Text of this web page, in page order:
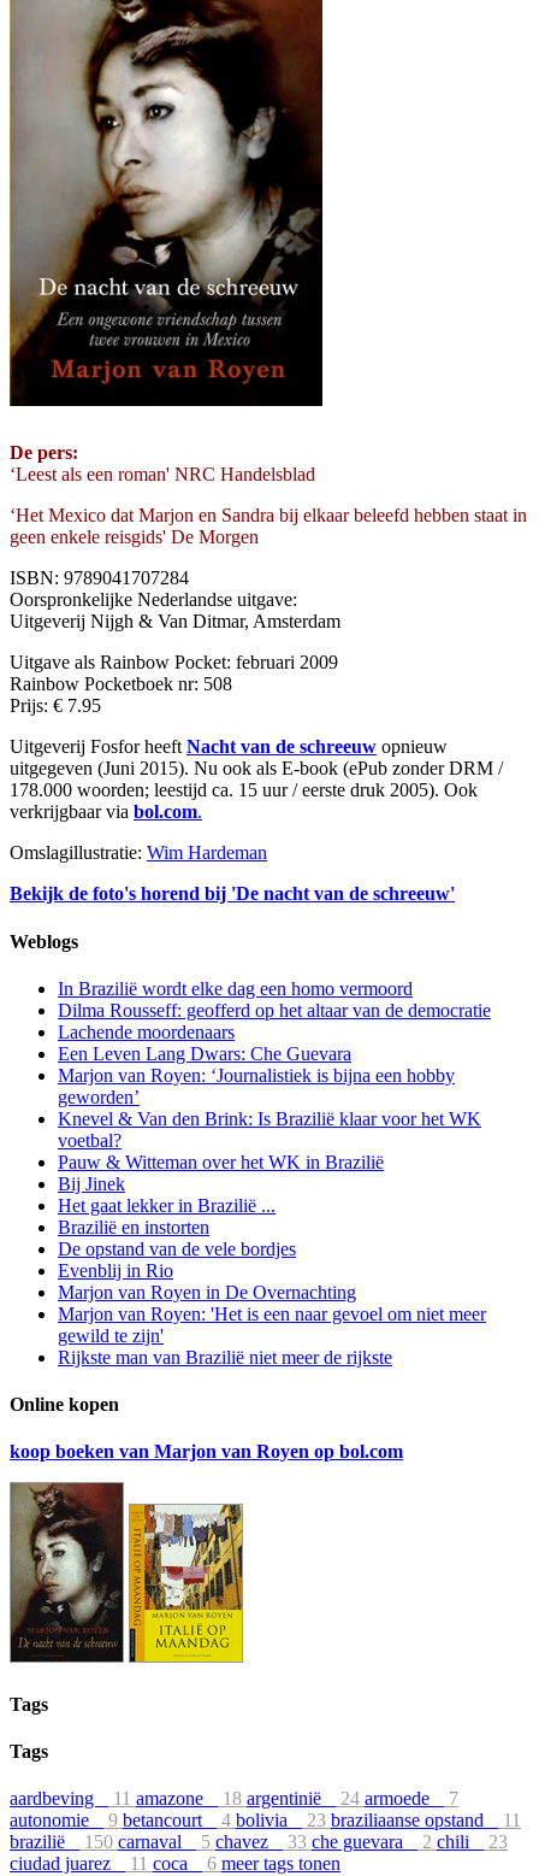
De pers:
‘Leest als een roman' NRC Handelsblad
‘Het Mexico dat Marjon en Sandra bij elkaar beleefd hebben staat in
geen enkele reisgids' De Morgen
ISBN: 9789041707284
Oorspronkelijke Nederlandse uitgave:
Uitgeverij Nijgh & Van Ditmar, Amsterdam
Uitgave als Rainbow Pocket: februari 2009
Rainbow Pocketboek nr: 508
Prijs: € 7.95
Uitgeverij Fosfor heeft Nacht van de schreeuw opnieuw
uitgegeven (Juni 2015). Nu ook als E-book (ePub zonder DRM /
178.000 woorden; leestijd ca. 15 uur / eerste druk 2005). Ook
verkrijgbaar via bol.com.
Omslagillustratie: Wim Hardeman
Bekijk de foto's horend bij 'De nacht van de schreeuw'
Weblogs
In Brazilië wordt elke dag een homo vermoord
Dilma Rousseff: geofferd op het altaar van de democratie
Lachende moordenaars
Een Leven Lang Dwars: Che Guevara
Marjon van Royen: ‘Journalistiek is bijna een hobby
geworden’
Knevel & Van den Brink: Is Brazilië klaar voor het WK
voetbal?
Pauw & Witteman over het WK in Brazilië
Bij Jinek
Het gaat lekker in Brazilië ...
Brazilië en instorten
De opstand van de vele bordjes
Evenblij in Rio
Marjon van Royen in De Overnachting
Marjon van Royen: 'Het is een naar gevoel om niet meer
gewild te zijn'
Rijkste man van Brazilië niet meer de rijkste
Online kopen
koop boeken van Marjon van Royen op bol.com
Tags
Tags
aardbeving 11 amazone 18 argentinië 24 armoede
7
autonomie
9 betancourt 4 bolivia 23 braziliaanse opstand
11
brazilië
150 carnaval 5 chavez 33 che guevara 2 chili
23
ciudad juarez
11 coca 6 meer tags tonen